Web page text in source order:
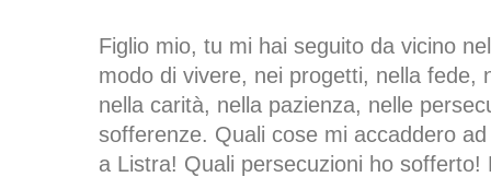
Figlio mio, tu mi hai seguito da vicino
modo di vivere, nei progetti, nella fede,
nella carità, nella pazienza, nelle
sofferenze. Quali cose mi accaddero
a Listra! Quali persecuzioni ho